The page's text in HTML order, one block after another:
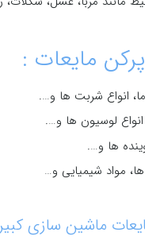
مايعات :
انواع شربت ها و….
انواع لوسیون ها و….
ها و….
مواد شیمیایی و…
ماشین سازی